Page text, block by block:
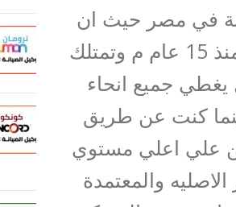
في مصر حيث ان
الشركة تعمل في مجال صيانة الاجهزة المنزلية منذ 15 عام م وتمتلك
جميع انحاء
كنت عن طريق
علي اعلي مستوي
والمعتمدة